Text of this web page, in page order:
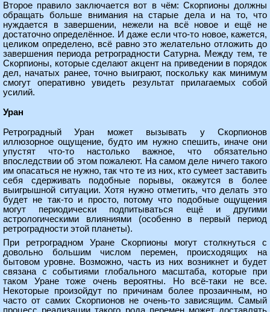
Второе правило заключается вот в чём: Скорпионы должны
обращать больше внимания на старые дела и на то, что
нуждается в завершении, нежели на всё новое и ещё не
достаточно определённое. И даже если что-то новое, кажется,
целиком определено, всё равно это желательно отложить до
завершения периода ретроградности Сатурна. Между тем, те
Скорпионы, которые сделают акцент на приведении в порядок
дел, начатых ранее, точно выиграют, поскольку как минимум
смогут оперативно увидеть результат прилагаемых собой
усилий.
Уран
Ретроградный Уран может вызывать у Скорпионов
иллюзорное ощущение, будто им нужно спешить, иначе они
упустят что-то настолько важное, что обязательно
впоследствии об этом пожалеют. На самом деле ничего такого
им опасаться не нужно, так что те из них, кто сумеет заставить
себя сдерживать подобные порывы, окажутся в более
выигрышной ситуации. Хотя нужно отметить, что делать это
будет не так-то и просто, потому что подобные ощущения
могут периодически подпитываться ещё и другими
астрологическими влияниями (особенно в первый период
ретроградности этой планеты).
При ретроградном Уране Скорпионы могут столкнуться с
довольно большим числом перемен, происходящих на
бытовом уровне. Возможно, часть из них возникнет и будет
связана с событиями глобального масштаба, которые при
таком Уране тоже очень вероятны. Но всё-таки не все.
Некоторые произойдут по причинам более прозаичным, но
часто от самих Скорпионов не очень-то зависящим. Самый